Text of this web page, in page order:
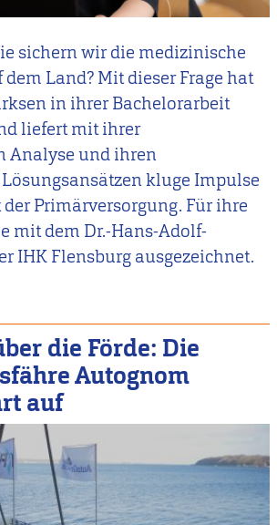
sichern wir die medizinische
Land? Mit dieser Frage hat
in ihrer Bachelorarbeit
liefert mit ihrer
Analyse und ihren
kluge Impulse
Primärversorgung. Für ihre
mit dem Dr.-Hans-Adolf-
IHK Flensburg ausgezeichnet.
die Förde: Die
Autognom
auf